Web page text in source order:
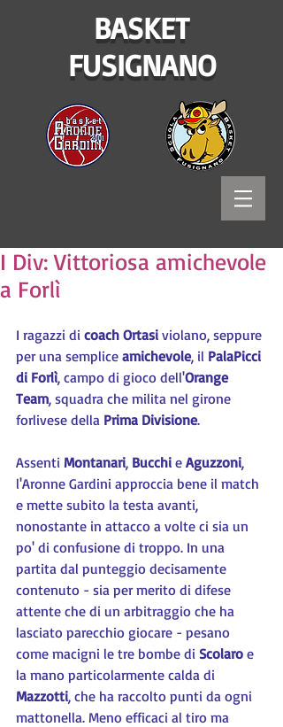
BASKET
FUSIGNANO
I Div: Vittoriosa amichevole
a Forlì
I ragazzi di coach Ortasi violano, seppure
per una semplice amichevole, il PalaPicci
di Forlì, campo di gioco dell'Orange
Team, squadra che milita nel girone
forlivese della Prima Divisione.
Assenti Montanari, Bucchi e Aguzzoni,
l'Aronne Gardini approccia bene il match
e mette subito la testa avanti,
nonostante in attacco a volte ci sia un
po' di confusione di troppo. In una
partita dal punteggio decisamente
contenuto - sia per merito di difese
attente che di un arbitraggio che ha
lasciato parecchio giocare - pesano
come macigni le tre bombe di Scolaro e
la mano particolarmente calda di
Mazzotti, che ha raccolto punti da ogni
mattonella. Meno efficaci al tiro ma